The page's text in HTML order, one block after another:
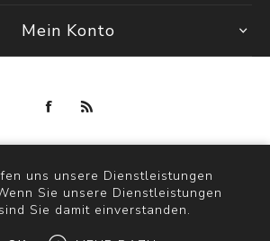
Mein Konto
bynopCommerce
fashion store. Alle Rechte vorbehalten.
uns unsere Dienstleistungen
Sie unsere Dienstleistungen
Sie damit einverstanden.